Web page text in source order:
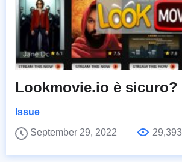
Lookmovie.io è sicuro?
Issue
September 29, 2022
29,393